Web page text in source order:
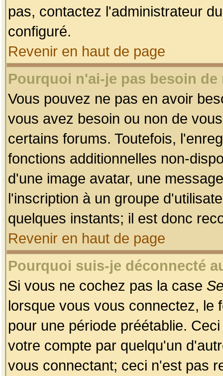
pas, contactez l'administrateur
configuré.
Revenir en haut de page
Pourquoi n'ai-je pas besoin
Vous pouvez ne pas en avoir
vous avez besoin ou non de
certains forums. Toutefois,
fonctions additionnelles non-
d'une image avatar, une
l'inscription à un groupe
quelques instants; il est donc
Revenir en haut de page
Pourquoi suis-je déconnecté
Si vous ne cochez pas la case
lorsque vous vous connectez, le
pour une période préétablie.
votre compte par quelqu'un
vous connectant; ceci n'est pas